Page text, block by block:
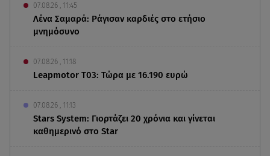
07.08.26 , 11:45
Λένα Σαμαρά: Ράγισαν καρδιές στο ετήσιο
μνημόσυνο
07.08.26 , 11:18
Leapmotor T03: Τώρα με 16.190 ευρώ
07.08.26 , 11:13
Stars System: Γιορτάζει 20 χρόνια και γίνεται
καθημερινό στο Star